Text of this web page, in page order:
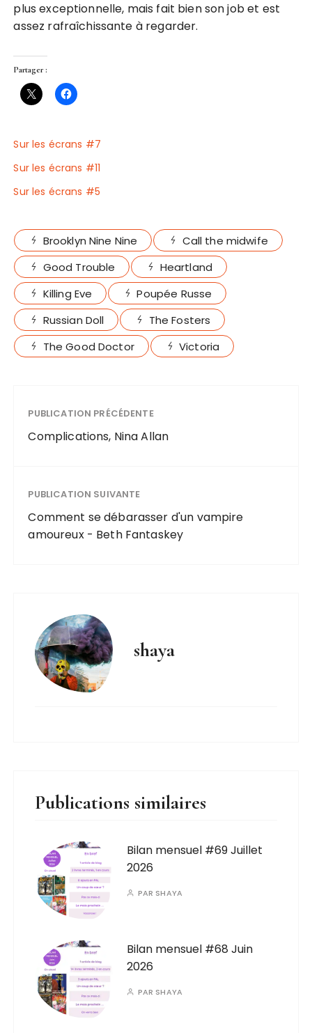
plus exceptionnelle, mais fait bien son job et est
assez rafraîchissante à regarder.
Partager :
Sur les écrans #7
Sur les écrans #11
Sur les écrans #5
Brooklyn Nine Nine
Call the midwife
Good Trouble
Heartland
Killing Eve
Poupée Russe
Russian Doll
The Fosters
The Good Doctor
Victoria
PUBLICATION PRÉCÉDENTE
Complications, Nina Allan
PUBLICATION SUIVANTE
Comment se débarasser d'un vampire
amoureux - Beth Fantaskey
shaya
Publications similaires
Bilan mensuel #69 Juillet
2026
PAR SHAYA
Bilan mensuel #68 Juin
2026
PAR SHAYA